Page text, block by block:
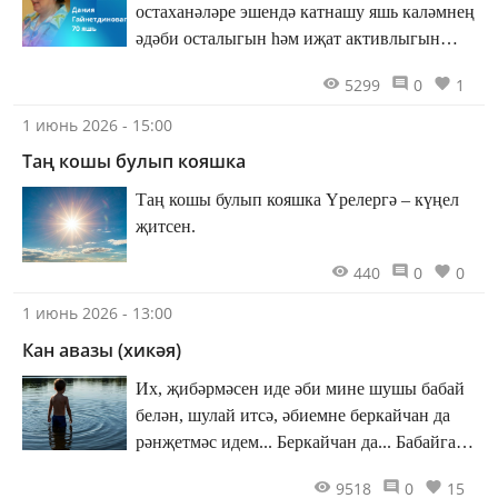
остаханәләре эшендә катнашу яшь каләмнең
әдәби осталыгын һәм иҗат активлыгын
5299 0
1
1 июнь 2026 - 15:00
Таң кошы булып кояшка
Таң кошы булып кояшка Үрелергә – күңел
җитсен.
440 0
0
1 июнь 2026 - 13:00
Кан авазы (хикәя)
Их, җибәрмәсен иде әби мине шушы бабай
белән, шулай итсә, әбиемне беркайчан да
рәнҗетмәс идем... Беркайчан да... Бабайга
9518 0
15